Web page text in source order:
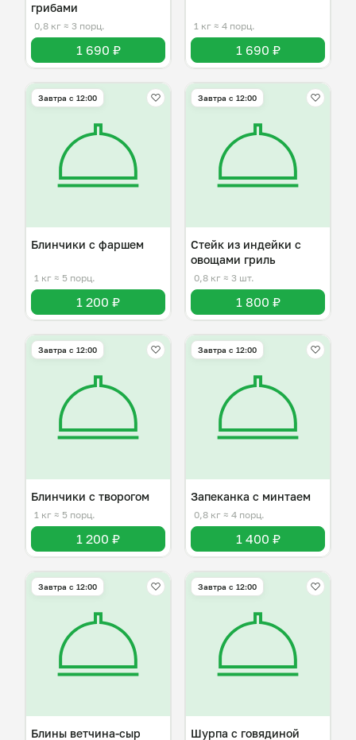
грибами
0,8 кг ≈ 3 порц.
1 690 ₽
1 кг ≈ 4 порц.
1 690 ₽
Завтра c 12:00
Блинчики с фаршем
1 кг ≈ 5 порц.
1 200 ₽
Завтра c 12:00
Стейк из индейки с
овощами гриль
0,8 кг ≈ 3 шт.
1 800 ₽
Завтра c 12:00
Блинчики с творогом
1 кг ≈ 5 порц.
1 200 ₽
Завтра c 12:00
Запеканка с минтаем
0,8 кг ≈ 4 порц.
1 400 ₽
Завтра c 12:00
Блины ветчина-сыр
Завтра c 12:00
Шурпа с говядиной